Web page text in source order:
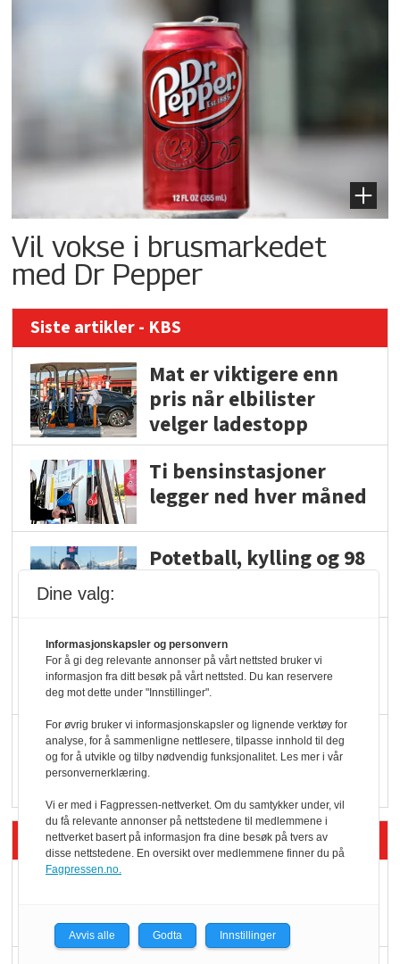
Vil vokse i brusmarkedet
med Dr Pepper
Siste artikler - KBS
Mat er viktigere enn
pris når elbilister
velger ladestopp
Ti bensinstasjoner
legger ned hver måned
Potetball, kylling og 98
KBS-bransjen i
endring: Stadig større
serveringstilbud
Vokser med ferdigmat
i dagligvare
Siste artikler - Butikk i praksis
Dine valg:
Informasjonskapsler og personvern
For å gi deg relevante annonser på vårt nettsted bruker vi
informasjon fra ditt besøk på vårt nettsted. Du kan reservere
deg mot dette under "Innstillinger".
For øvrig bruker vi informasjonskapsler og lignende verktøy for
analyse, for å sammenligne nettlesere, tilpasse innhold til deg
og for å utvikle og tilby nødvendig funksjonalitet. Les mer i vår
personvernerklæring.
Vi er med i Fagpressen-nettverket. Om du samtykker under, vil
du få relevante annonser på nettstedene til medlemmene i
nettverket basert på informasjon fra dine besøk på tvers av
disse nettstedene. En oversikt over medlemmene finner du på
Fagpressen.no.
Avvis alle Godta Innstillinger